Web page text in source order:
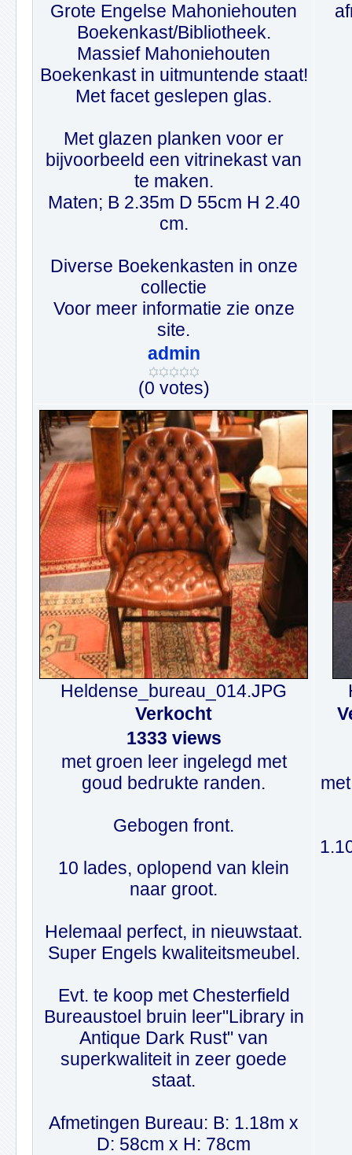
Grote Engelse Mahoniehouten
Boekenkast/Bibliotheek.
Massief Mahoniehouten
Boekenkast in uitmuntende staat!
Met facet geslepen glas.
Met glazen planken voor er
bijvoorbeeld een vitrinekast van
te maken.
Maten; B 2.35m D 55cm H 2.40
cm.
Diverse Boekenkasten in onze
collectie
Voor meer informatie zie onze
site.
admin
(0 votes)
Heldense_bureau_014.JPG
Verkocht
1333 views
met groen leer ingelegd met
goud bedrukte randen.
Gebogen front.
10 lades, oplopend van klein
naar groot.
Helemaal perfect, in nieuwstaat.
Super Engels kwaliteitsmeubel.
Evt. te koop met Chesterfield
Bureaustoel bruin leer"Library in
Antique Dark Rust" van
superkwaliteit in zeer goede
staat.
Afmetingen Bureau: B: 1.18m x
D: 58cm x H: 78cm